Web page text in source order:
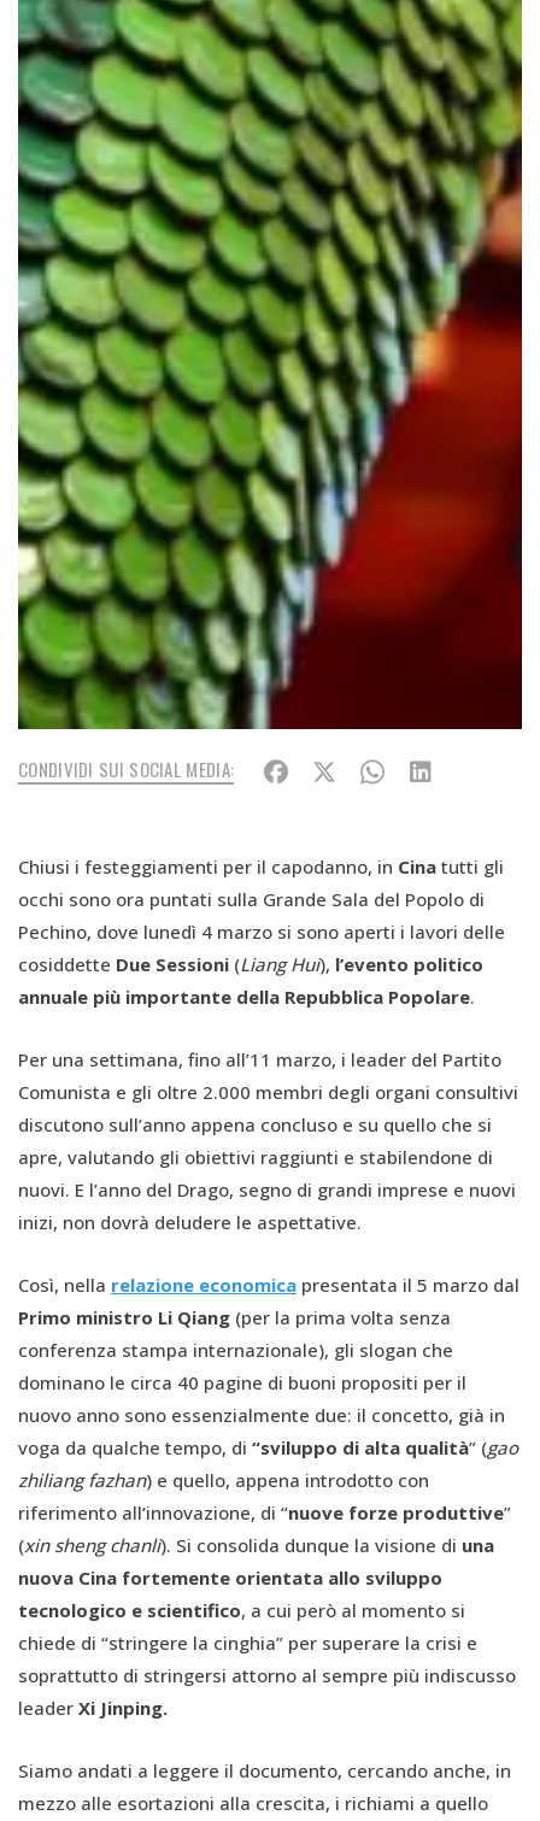
CONDIVIDI SUI SOCIAL MEDIA:
Chiusi i festeggiamenti per il capodanno, in Cina tutti gli
occhi sono ora puntati sulla Grande Sala del Popolo di
Pechino, dove lunedì 4 marzo si sono aperti i lavori delle
cosiddette Due Sessioni (Liang Hui), l’evento politico
annuale più importante della Repubblica Popolare.
Per una settimana, fino all’11 marzo, i leader del Partito
Comunista e gli oltre 2.000 membri degli organi consultivi
discutono sull’anno appena concluso e su quello che si
apre, valutando gli obiettivi raggiunti e stabilendone di
nuovi. E l’anno del Drago, segno di grandi imprese e nuovi
inizi, non dovrà deludere le aspettative.
Così, nella relazione economica presentata il 5 marzo dal
Primo ministro Li Qiang (per la prima volta senza
conferenza stampa internazionale), gli slogan che
dominano le circa 40 pagine di buoni propositi per il
nuovo anno sono essenzialmente due: il concetto, già in
voga da qualche tempo, di “sviluppo di alta qualità” (gao
zhiliang fazhan) e quello, appena introdotto con
riferimento all’innovazione, di “nuove forze produttive”
(xin sheng chanli). Si consolida dunque la visione di una
nuova Cina fortemente orientata allo sviluppo
tecnologico e scientifico, a cui però al momento si
chiede di “stringere la cinghia” per superare la crisi e
soprattutto di stringersi attorno al sempre più indiscusso
leader Xi Jinping.
Siamo andati a leggere il documento, cercando anche, in
mezzo alle esortazioni alla crescita, i richiami a quello